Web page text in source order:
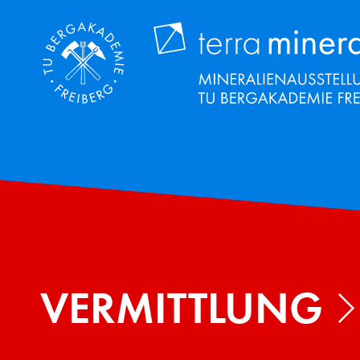
VERMITTLUNG